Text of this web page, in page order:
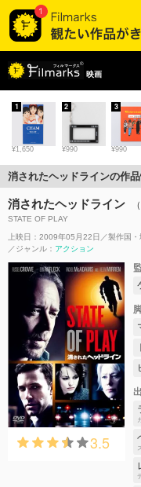
映画
¥1,650
1
¥990
2
¥990
3
消されたヘッドラインの作
消されたヘッドライン （
STATE OF PLAY
上映日：2009年05月22日 製作国・
ジャンル： アクション
3.5